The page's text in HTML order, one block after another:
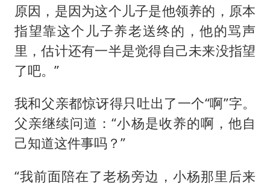
原因，是因为这个儿子是他领养的，原本
指望靠这个儿子养老送终的，他的骂声
里，估计还有一半是觉得自己未来没指望
了吧。”
我和父亲都惊讶得只吐出了一个“啊”字。
父亲继续问道：“小杨是收养的啊，他自
己知道这件事吗？”
“我前面陪在了老杨旁边，小杨那里后来